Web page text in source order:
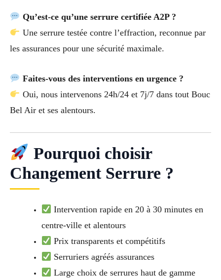
Qu’est-ce qu’une serrure certifiée A2P ?
Une serrure testée contre l’effraction, reconnue par
les assurances pour une sécurité maximale.
Faites-vous des interventions en urgence ?
Oui, nous intervenons 24h/24 et 7j/7 dans tout Bouc
Bel Air et ses alentours.
Pourquoi choisir
Changement Serrure ?
Intervention rapide en 20 à 30 minutes en
centre-ville et alentours
Prix transparents et compétitifs
Serruriers agréés assurances
Large choix de serrures haut de gamme